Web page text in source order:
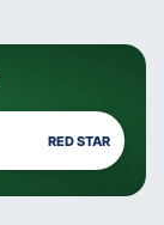
RED STAR